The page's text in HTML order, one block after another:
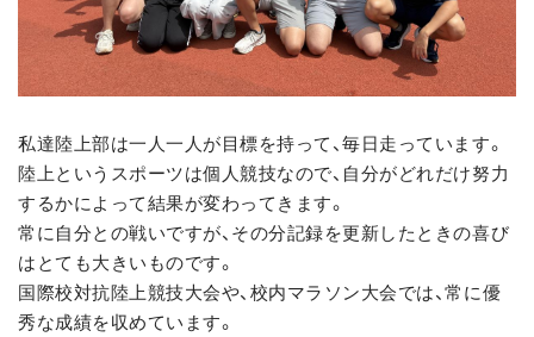
私達陸上部は一人一人が目標を持って、毎日走っています。
陸上というスポーツは個人競技なので、自分がどれだけ努力
するかによって結果が変わってきます。
常に自分との戦いですが、その分記録を更新したときの喜び
はとても大きいものです。
国際校対抗陸上競技大会や、校内マラソン大会では、常に優
秀な成績を収めています。